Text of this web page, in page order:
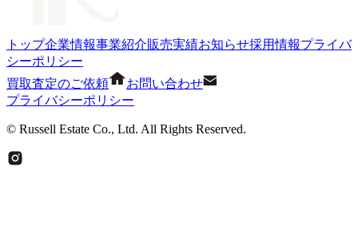
トップ企業情報事業紹介販売実績お知らせ採用情報プライバ
シーポリシー
買取査定のご依頼
お問い合わせ
プライバシーポリシー
© Russell Estate Co., Ltd. All Rights Reserved.